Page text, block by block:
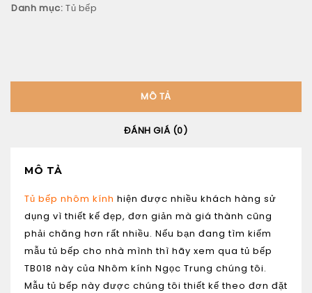
Danh mục: Tủ bếp
MÔ TẢ
ĐÁNH GIÁ (0)
MÔ TẢ
Tủ bếp nhôm kính hiện được nhiều khách hàng sử
dụng vì thiết kế đẹp, đơn giản mà giá thành cũng
phải chăng hơn rất nhiều. Nếu bạn đang tìm kiếm
mẫu tủ bếp cho nhà mình thì hãy xem quatủ bếp
TB018 này của Nhôm kính Ngọc Trung chúng tôi.
Mẫu tủ bếp này được chúng tôi thiết kế theo đơn đặt